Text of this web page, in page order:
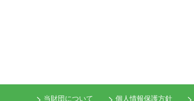
当財団について 個人情報保護方針